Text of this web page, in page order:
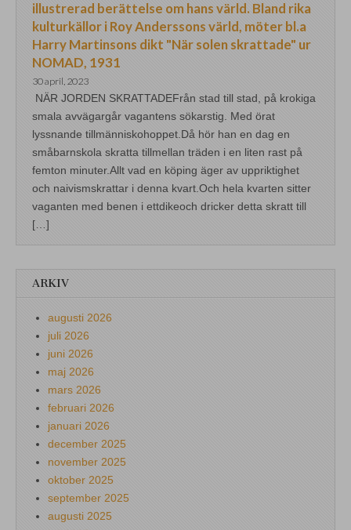
illustrerad berättelse om hans värld. Bland rika
kulturkällor i Roy Anderssons värld, möter bl.a
Harry Martinsons dikt "När solen skrattade" ur
NOMAD, 1931
30 april, 2023
NÄR JORDEN SKRATTADEFrån stad till stad, på krokiga
smala avvägargår vagantens sökarstig. Med örat
lyssnande tillmänniskohoppet.Då hör han en dag en
småbarnskola skratta tillmellan träden i en liten rast på
femton minuter.Allt vad en köping äger av uppriktighet
och naivismskrattar i denna kvart.Och hela kvarten sitter
vaganten med benen i ettdikeoch dricker detta skratt till
[…]
ARKIV
augusti 2026
juli 2026
juni 2026
maj 2026
mars 2026
februari 2026
januari 2026
december 2025
november 2025
oktober 2025
september 2025
augusti 2025